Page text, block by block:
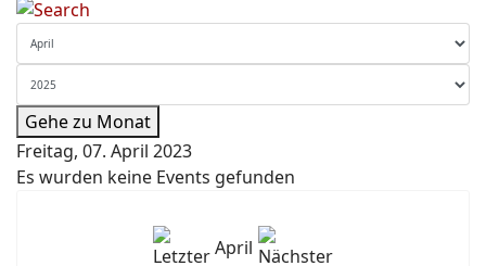
Gehe zu Monat
Freitag, 07. April 2023
Es wurden keine Events gefunden
April